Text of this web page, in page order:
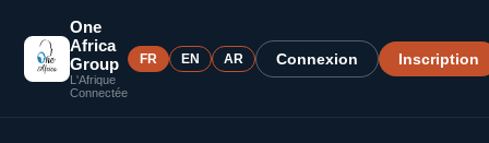
One
Africa
Group
L'Afrique
Connectée
FR EN AR Connexion Inscription